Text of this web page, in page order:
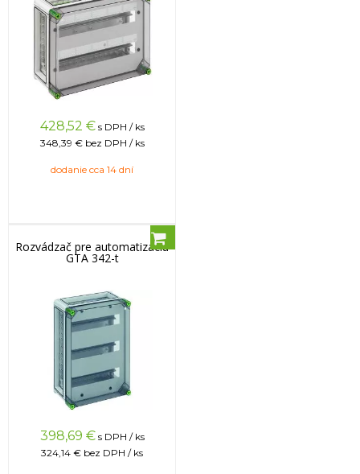
428,52 € s DPH / ks
348,39 € bez DPH / ks
dodanie cca 14 dní
Rozvádzač pre automatizáciu
GTA 342-t
398,69 € s DPH / ks
324,14 € bez DPH / ks